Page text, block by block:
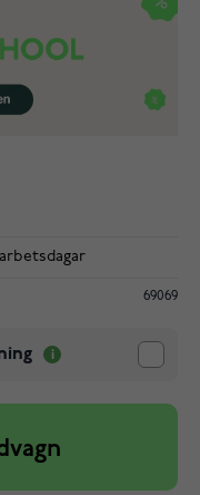
69069